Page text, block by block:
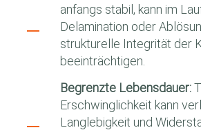
anfangs stabil, kann im
Delamination oder
strukturelle Integrität der
beeinträchtigen.
Begrenzte Lebensdauer:
Erschwinglichkeit kann
Langlebigkeit und